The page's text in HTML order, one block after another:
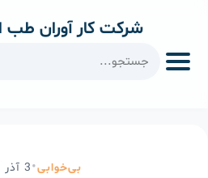
شرکت کار آوران طب
بی‌خوابی•
3 آذر